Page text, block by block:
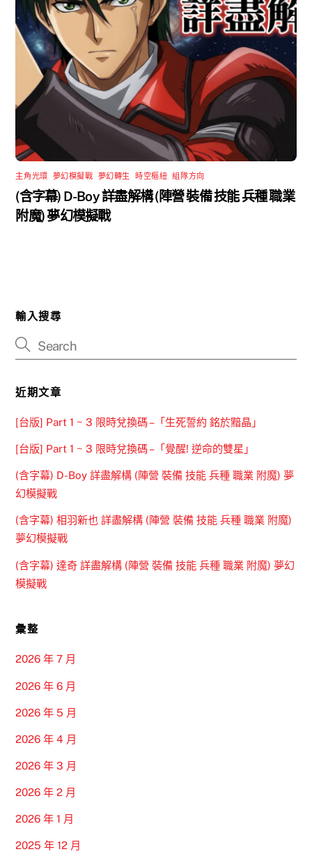
主角光環 夢幻模擬戰 夢幻轉生 ,時空樞紐 ,組隊方向
(含字幕) D-Boy 詳盡解構 (陣營 裝備 技能 兵種 職業
附魔) 夢幻模擬戰
輸入搜尋
近期文章
[台版] Part 1 ~ 3 限時兌換碼 –「生死誓約 銘於黯晶」
[台版] Part 1 ~ 3 限時兌換碼 –「覺醒! 逆命的雙星」
(含字幕) D-Boy 詳盡解構 (陣營 裝備 技能 兵種 職業 附魔) 夢
幻模擬戰
(含字幕) 相羽新也 詳盡解構 (陣營 裝備 技能 兵種 職業 附魔)
夢幻模擬戰
(含字幕) 達奇 詳盡解構 (陣營 裝備 技能 兵種 職業 附魔) 夢幻
模擬戰
彙整
2026 年 7 月
2026 年 6 月
2026 年 5 月
2026 年 4 月
2026 年 3 月
2026 年 2 月
2026 年 1 月
2025 年 12 月